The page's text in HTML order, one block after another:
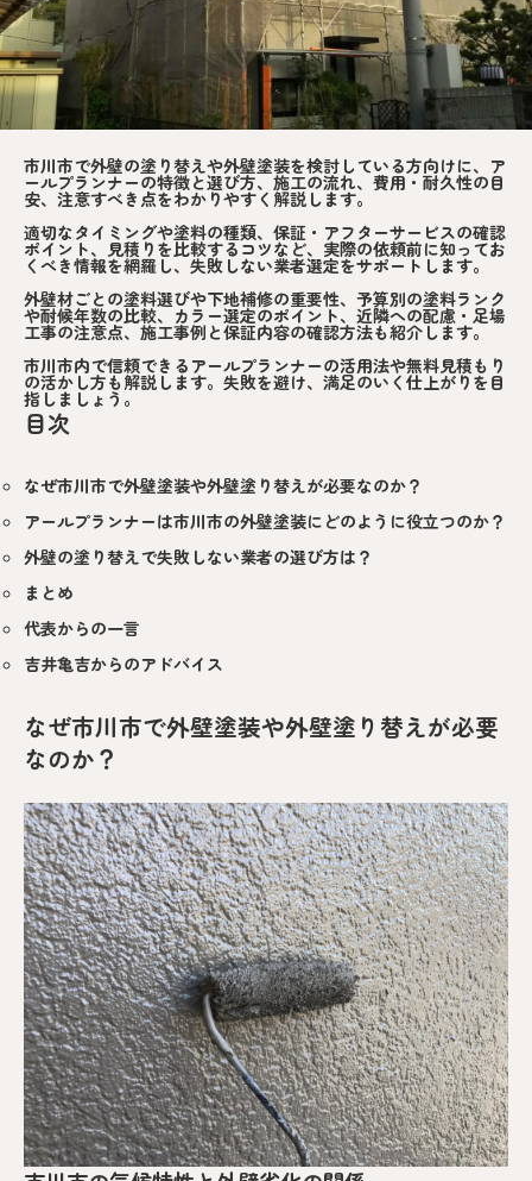
市川市で外壁の塗り替えや外壁塗装を検討している方向けに、ア
ールプランナーの特徴と選び方、施工の流れ、費用・耐久性の目
安、注意すべき点をわかりやすく解説します。
適切なタイミングや塗料の種類、保証・アフターサービスの確認
ポイント、見積りを比較するコツなど、実際の依頼前に知ってお
くべき情報を網羅し、失敗しない業者選定をサポートします。
外壁材ごとの塗料選びや下地補修の重要性、予算別の塗料ランク
や耐候年数の比較、カラー選定のポイント、近隣への配慮・足場
工事の注意点、施工事例と保証内容の確認方法も紹介します。
市川市内で信頼できるアールプランナーの活用法や無料見積もり
の活かし方も解説します。失敗を避け、満足のいく仕上がりを目
指しましょう。
目次
なぜ市川市で外壁塗装や外壁塗り替えが必要なのか？
アールプランナーは市川市の外壁塗装にどのように役立つのか？
外壁の塗り替えで失敗しない業者の選び方は？
まとめ
代表からの一言
吉井亀吉からのアドバイス
なぜ市川市で外壁塗装や外壁塗り替えが必要
なのか？